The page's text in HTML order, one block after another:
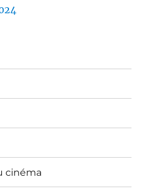
cinéma